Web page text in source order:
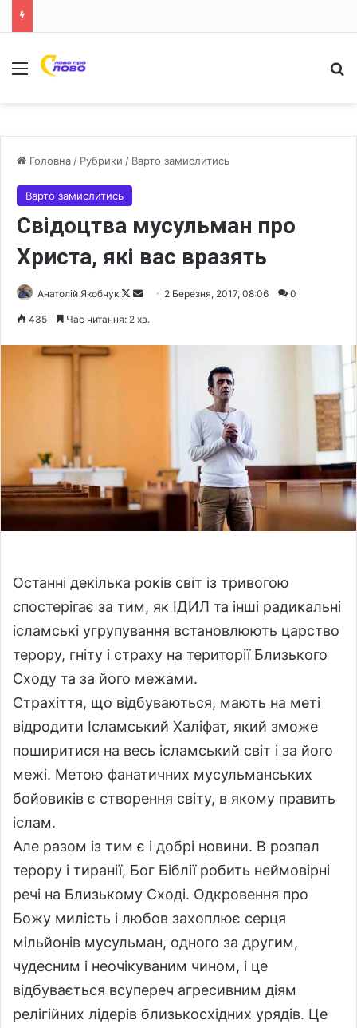
Меню
Головна / Рубрики / Варто замислитись
Варто замислитись
Свідоцтва мусульман про
Христа, які вас вразять
Анатолій Якобчук
F
o
l
2 Березня, 2017, 08:06 0
435 Час читання: 2 хв.
Останні декілька років світ із тривогою
спостерігає за тим, як ІДИЛ та інші радикальні
ісламські угрупування встановлюють царство
терору, гніту і страху на території Близького
Сходу та за його межами.
Страхіття, що відбуваються, мають на меті
відродити Ісламський Халіфат, який зможе
поширитися на весь ісламський світ і за його
межі. Метою фанатичних мусульманських
бойовиків є створення світу, в якому править
іслам.
Але разом із тим є і добрі новини. В розпал
терору і тиранії, Бог Біблії робить неймовірні
речі на Близькому Сході. Одкровення про
Божу милість і любов захоплює серця
мільйонів мусульман, одного за другим,
чудесним і неочікуваним чином, і це
відбувається всупереч агресивним діям
релігійних лідерів близькосхідних урядів. Це